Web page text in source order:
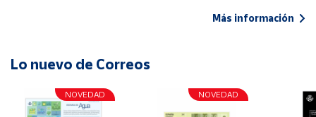
Más información
Lo nuevo de Correos
NOVEDAD NOVEDAD